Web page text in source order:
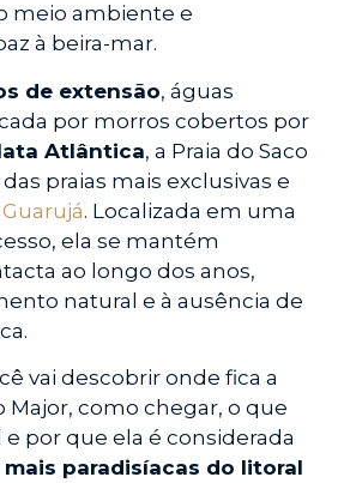
meio ambiente e
à beira-mar.
de extensão, águas
por morros cobertos por
Atlântica, a Praia do Saco
praias mais exclusivas e
Guarujá. Localizada em uma
ela se mantém
ao longo dos anos,
natural e à ausência de
vai descobrir onde fica a
Major, como chegar, o que
por que ela é considerada
mais paradisíacas do litoral